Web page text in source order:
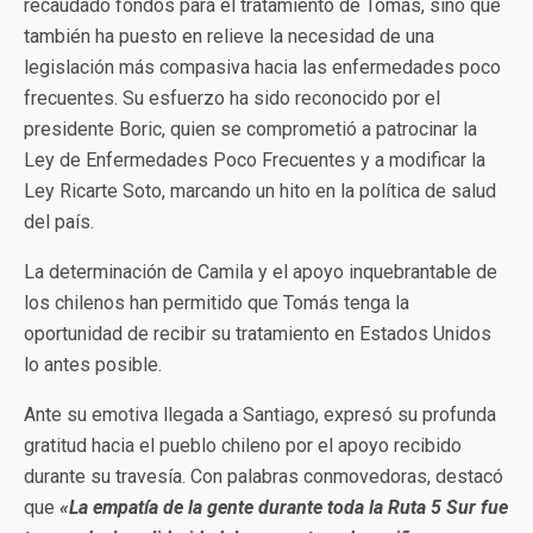
recaudado fondos para el tratamiento de Tomás, sino que
también ha puesto en relieve la necesidad de una
legislación más compasiva hacia las enfermedades poco
frecuentes. Su esfuerzo ha sido reconocido por el
presidente Boric, quien se comprometió a patrocinar la
Ley de Enfermedades Poco Frecuentes y a modificar la
Ley Ricarte Soto, marcando un hito en la política de salud
del país.
La determinación de Camila y el apoyo inquebrantable de
los chilenos han permitido que Tomás tenga la
oportunidad de recibir su tratamiento en Estados Unidos
lo antes posible.
Ante su emotiva llegada a Santiago, expresó su profunda
gratitud hacia el pueblo chileno por el apoyo recibido
durante su travesía. Con palabras conmovedoras, destacó
que «La empatía de la gente durante toda la Ruta 5 Sur fue